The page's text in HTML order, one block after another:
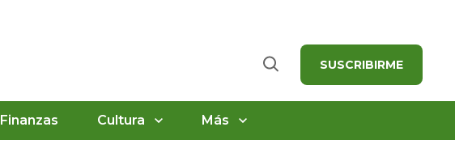
Buscar SUSCRIBIRME
Finanzas Cultura Más